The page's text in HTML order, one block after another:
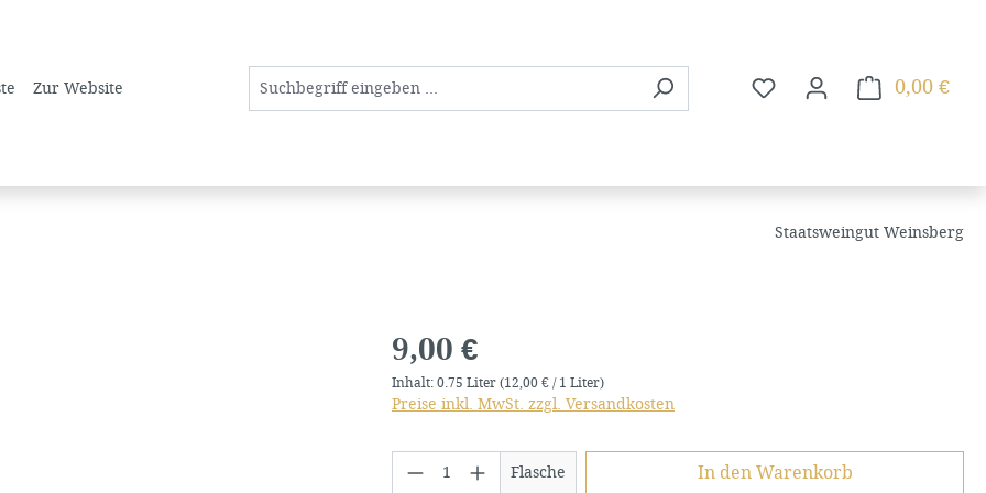
Zur Website Du hast 0 Produkte auf
0,00 €
Staatsweingut Weinsberg
Regulärer Preis:
9,00 €
Inhalt: 0.75 Liter (12,00 € / 1 Liter)
Preise inkl. MwSt. zzgl. Versandkosten
Produkt Anzahl: Gib den gewünschten Wert
Flasche In den Warenkorb